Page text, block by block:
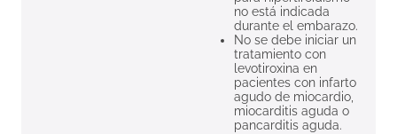
no está indicada
durante el embarazo.
No se debe iniciar un
tratamiento con
levotiroxina en
pacientes con infarto
agudo de miocardio,
miocarditis aguda o
pancarditis aguda.